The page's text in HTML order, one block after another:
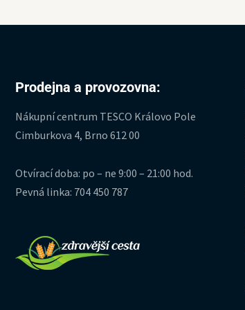
Prodejna a provozovna:
Nákupní centrum TESCO Královo Pole
Cimburkova 4, Brno 612 00
Otvírací doba: po – ne 9:00 – 21:00 hod.
Pevná linka: 704 450 787